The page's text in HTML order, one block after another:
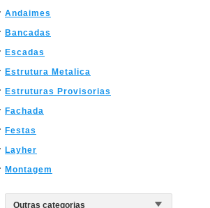
Andaimes
Bancadas
Escadas
Estrutura Metalica
Estruturas Provisorias
Fachada
Festas
Layher
Montagem